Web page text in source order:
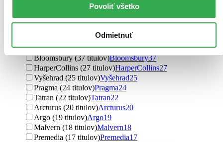
Povoliť všetko
Odmietnuť
Penguin Books (74 titulov)Penguin Books
Karolinum (59 titulov)Karolinum59
Bloomsbury (37 titulov)Bloomsbury37
HarperCollins (27 titulov)HarperCollins27
Vyšehrad (25 titulov)Vyšehrad25
Pragma (24 titulov)Pragma24
Tatran (22 titulov)Tatran22
Arcturus (20 titulov)Arcturus20
Argo (19 titulov)Argo19
Malvern (18 titulov)Malvern18
Premedia (17 titulov)Premedia17